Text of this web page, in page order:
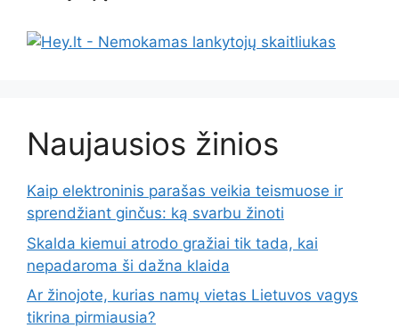
Naujausios žinios
Kaip elektroninis parašas veikia teismuose ir
sprendžiant ginčus: ką svarbu žinoti
Skalda kiemui atrodo gražiai tik tada, kai
nepadaroma ši dažna klaida
Ar žinojote, kurias namų vietas Lietuvos vagys
tikrina pirmiausia?